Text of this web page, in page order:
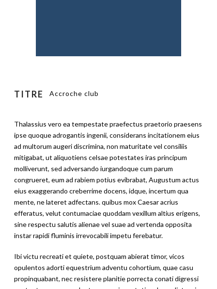
TITRE Accroche club
Thalassius vero ea tempestate praefectus praetorio praesens
ipse quoque adrogantis ingenii, considerans incitationem eius
ad multorum augeri discrimina, non maturitate vel consiliis
mitigabat, ut aliquotiens celsae potestates iras principum
molliverunt, sed adversando iurgandoque cum parum
congrueret, eum ad rabiem potius evibrabat, Augustum actus
eius exaggerando creberrime docens, idque, incertum qua
mente, ne lateret adfectans. quibus mox Caesar acrius
efferatus, velut contumaciae quoddam vexillum altius erigens,
sine respectu salutis alienae vel suae ad vertenda opposita
instar rapidi fluminis irrevocabili impetu ferebatur.
Ibi victu recreati et quiete, postquam abierat timor, vicos
opulentos adorti equestrium adventu cohortium, quae casu
propinquabant, nec resistere planitie porrecta conati digressi